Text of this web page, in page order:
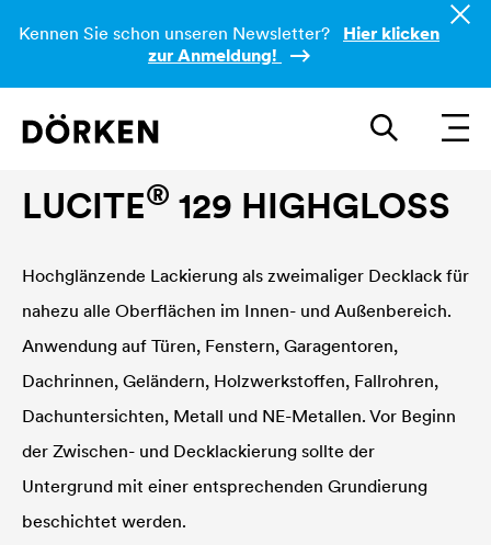
Kennen Sie schon unseren Newsletter?
Hier klicken
zur Anmeldung!
LUCITE® 129 HIGHGLOSS
Hochglänzende Lackierung als zweimaliger Decklack für
nahezu alle Oberflächen im Innen- und Außenbereich.
Anwendung auf Türen, Fenstern, Garagentoren,
Dachrinnen, Geländern, Holzwerkstoffen, Fallrohren,
Dachuntersichten, Metall und NE-Metallen. Vor Beginn
der Zwischen- und Decklackierung sollte der
Untergrund mit einer entsprechenden Grundierung
beschichtet werden.